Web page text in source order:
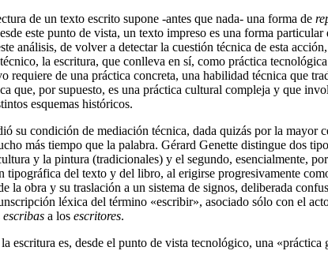
de un texto escrito supone -antes que nada- una forma de
este punto de vista, un texto impreso es una forma particular
análisis, de volver a detectar la cuestión técnica de esta
la escritura, que conlleva en sí, como práctica
de una práctica concreta, una habilidad técnica que
que, por supuesto, es una práctica cultural compleja y que
esquemas históricos.
su condición de mediación técnica, dada quizás por la mayor
más tiempo que la palabra. Gérard Genette distingue dos
y la pintura (tradicionales) y el segundo, esencialmente,
del texto y del libro, al erigirse progresivamente
la obra y su traslación a un sistema de signos, deliberada
léxica del término «escribir», asociado sólo con el
escribas a los escritores.
escritura es, desde el punto de vista tecnológico, una «práctica